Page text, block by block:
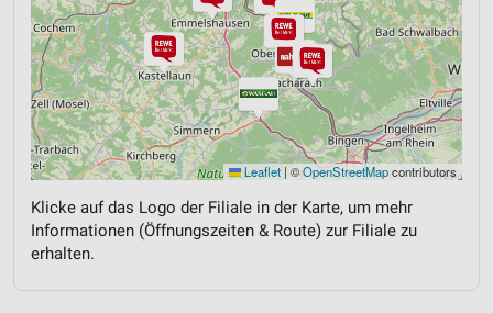
Leaflet | ©OpenStreetMapcontributors
Klicke auf das Logo der Filiale in der Karte, um mehr
Informationen (Öffnungszeiten & Route) zur Filiale zu
erhalten.